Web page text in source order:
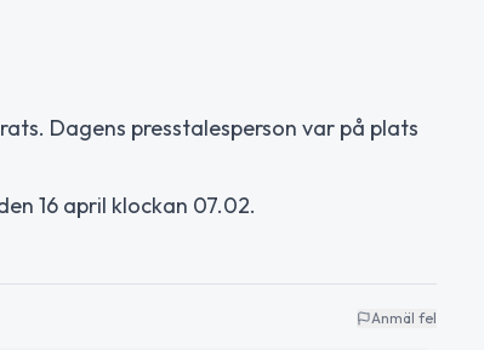
Dagens presstalesperson var på plats
16 april klockan 07.02.
Anmäl fel